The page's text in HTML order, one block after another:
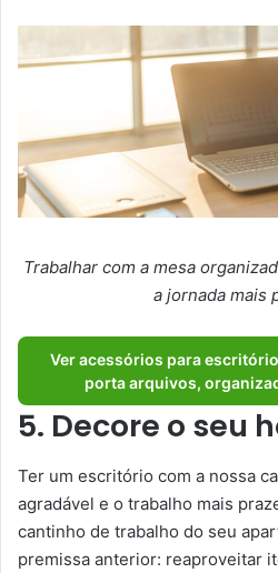
Trabalhar com a mesa
a jornada mais
Ver acessórios para
porta arquivos,
5. Decore o seu
Ter um escritório com a nossa
agradável e o trabalho mais
cantinho de trabalho do seu
premissa anterior: reaproveitar